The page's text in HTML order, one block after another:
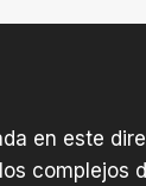
en este
los complejos